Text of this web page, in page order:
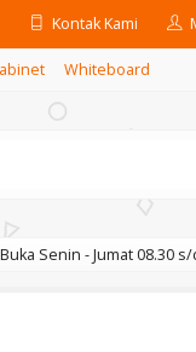
Kontak Kami
Whiteboard
Buka Senin - Jumat 08.30